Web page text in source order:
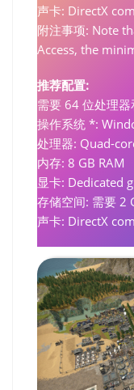
声卡: DirectX
附注事项: Note
Access, the
推荐配置:
需要 64 位处理
操作系统 *:
处理器: Quad-
内存: 8 GB RAM
显卡: Dedicated
存储空间: 需要 2
声卡: DirectX